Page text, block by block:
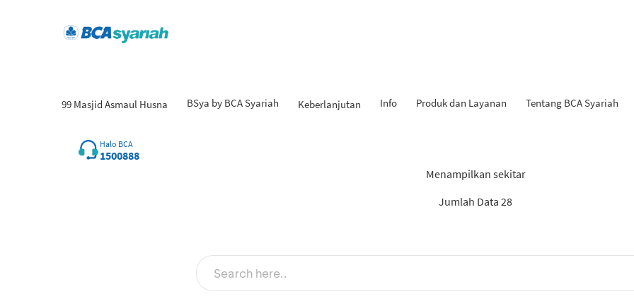
99 Masjid Asmaul Husna BSya by BCA Syariah Keberlanjutan Info Produk dan Layanan Tentang BCA Syariah
Halo BCA
1500888
Menampilkan sekitar
Jumlah Data 28